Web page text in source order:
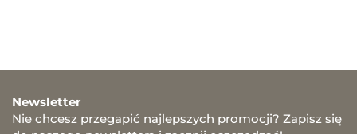
Newsletter
Nie chcesz przegapić najlepszych promocji? Zapisz się